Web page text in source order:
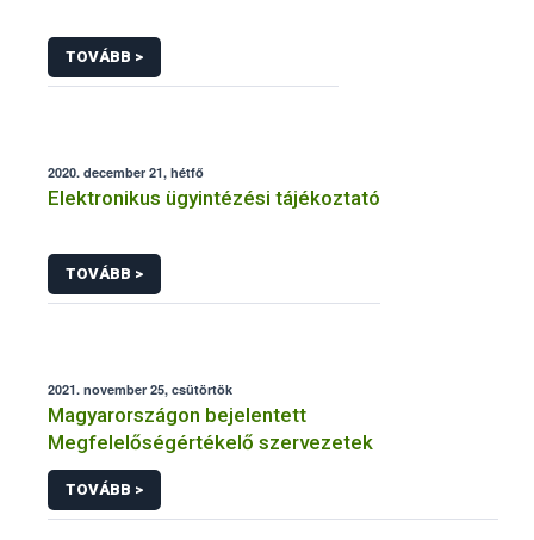
TOVÁBB >
2020. december 21, hétfő
Elektronikus ügyintézési tájékoztató
TOVÁBB >
2021. november 25, csütörtök
Magyarországon bejelentett
Megfelelőségértékelő szervezetek
TOVÁBB >